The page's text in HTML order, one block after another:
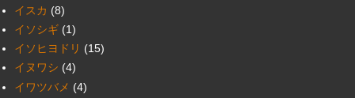
イスカ (8)
イソシギ (1)
イソヒヨドリ (15)
イヌワシ (4)
イワツバメ (4)